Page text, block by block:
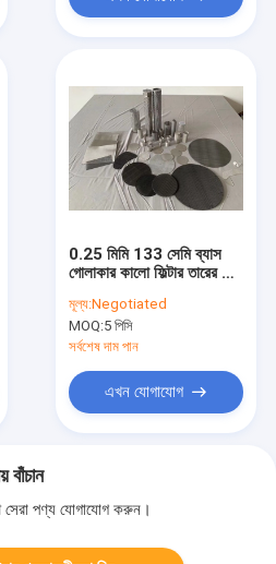
0.25 মিমি 133 সেমি ব্যাস
গোলাকার কালো ফিল্টার তারের জাল
মূল্য:Negotiated
MOQ:5 পিসি
সর্বশেষ দাম পান
এখন যোগাযোগ
সেরা পণ্য যোগাযোগ করুন।